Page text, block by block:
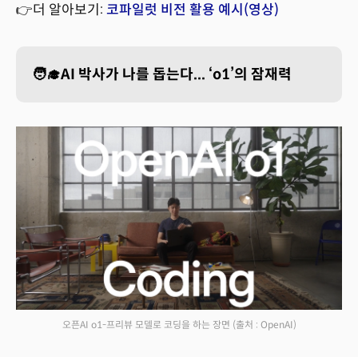
👉더 알아보기: 코파일럿 비전 활용 예시(영상)
🧑‍🎓AI 박사가 나를 돕는다... ‘o1’의 잠재력
오픈AI o1-프리뷰 모델로 코딩을 하는 장면 (출처 : OpenAI)